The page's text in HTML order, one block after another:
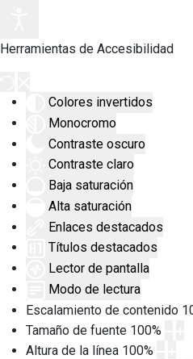
Herramientas de Accesibilidad
Colores invertidos
Monocromo
Contraste oscuro
Contraste claro
Baja saturación
Alta saturación
Enlaces destacados
Títulos destacados
Lector de pantalla
Modo de lectura
Escalamiento de contenido
Tamaño de fuente 100%
Altura de la línea 100%